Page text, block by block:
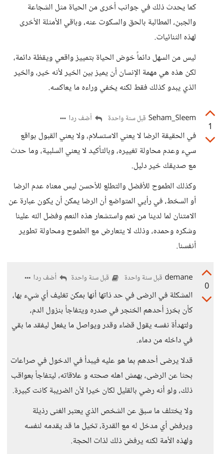
كما يحدث ذلك في جوانب أخرى من الحياة مثل الشجاعة
والجبن، المطالبة بالحق والسكوت عنه، وباقي الأمثلة الأخرى
لهذه الثنائيات.
ليس من السهل دائماً خوض الحياة بتمييز واقعي ويقظة دائمة،
لكن هذه هي مهمة الإنسان أن يميز بين الخير لأنه خير، والخير
الذي يبدو كذلك فقط لكنه يخفي وراءه ما يعاكسه.
1
Seham_Sleem قبل سنة واحدة أضف ردا
في الحقيقة الرضا لا يعني الاستسلام، ولا يعني القبول بواقع
سيء وعدم محاولة تغييره، وبالتأكيد لا يعني السلبية، وما حدث
مع صديقك خير دليل.
وكذلك الطموح للأفضل والتطلع للأحسن ليس معناه عدم الرضا
أو السخط، في رأيي المتواضع أن الرضا يمكن أن يكون عبارة عن
الامتنان لما لدينا من نعم واستشعار هذه النعم وفضل الله علينا
وشكره وحمده، وذلك لا يتعارض مع الطموح ومحاولة تطوير
أنفسنا.
0
demane قبل سنة واحدة قبل سنة واحدة أضف ردا
المشكلة في الرضى في حد ذاتها أنها بمكن تغليف أي شيء بها،
كأن بخرز أحدهم الخنجر في صدره ويتفاجأ بنزول الدم،
ولتهدأة نفسه يقول قضاء وقدر ويواصل ما يفعل ليفقد ما بقي
في داخله من دماء.
قدلا يرضى أحدهم بما هو عليه فيبدأ في الدخول في صراعات
بحثا عن الرضى، بهمش اهله صحته و علاقاته، ليتفاجأ بعواقب
ذلك، ولو أنه رضي بالقليل لكان خيرا لأن الضريبة كانت كبيرة.
ولا يختلف ما سبق عن الشخص الذي يعتبر الغنى رذيلة
ويرفض أي مدخل له مع القدرة، تخيل ما قد يقدمه لنفسه
ولهذه الأمة لكنه يرفض ذلك لذات الحجة.